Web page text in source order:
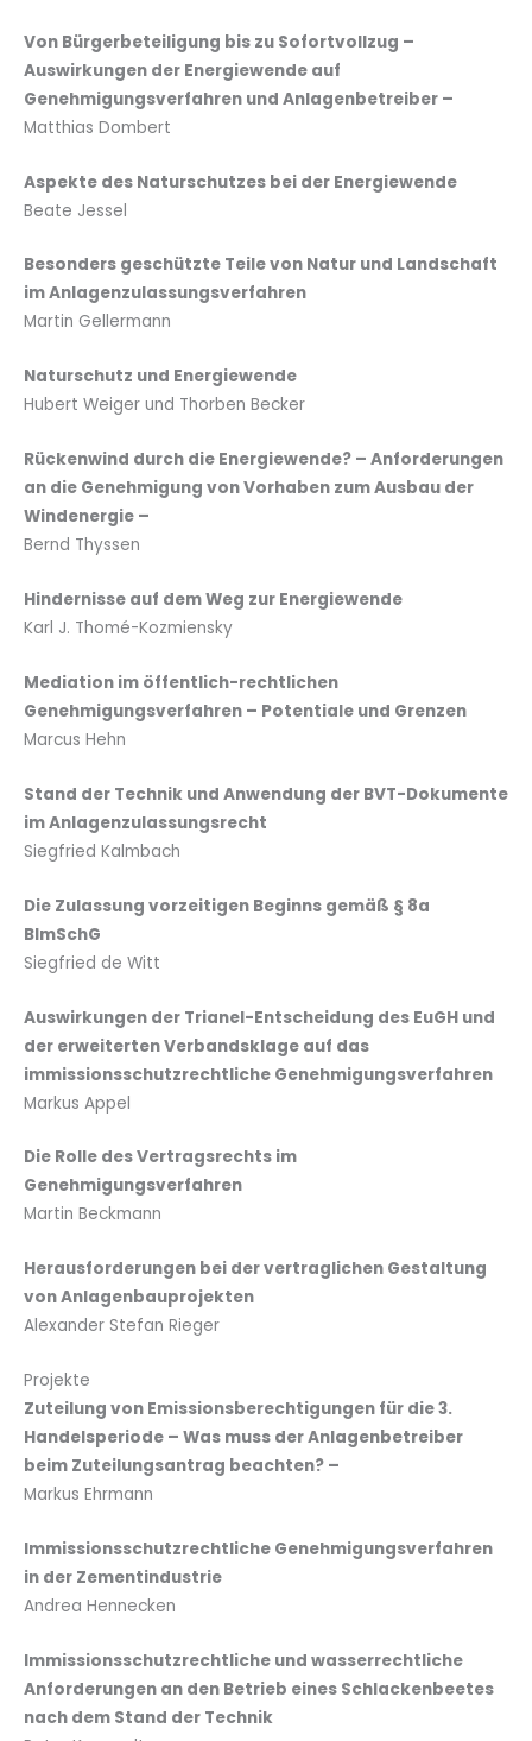
Von Bürgerbeteiligung bis zu Sofortvollzug –
Auswirkungen der Energiewende auf
Genehmigungsverfahren und Anlagenbetreiber –
Matthias Dombert
Aspekte des Naturschutzes bei der Energiewende
Beate Jessel
Besonders geschützte Teile von Natur und Landschaft
im Anlagenzulassungsverfahren
Martin Gellermann
Naturschutz und Energiewende
Hubert Weiger und Thorben Becker
Rückenwind durch die Energiewende? – Anforderungen
an die Genehmigung von Vorhaben zum Ausbau der
Windenergie –
Bernd Thyssen
Hindernisse auf dem Weg zur Energiewende
Karl J. Thomé-Kozmiensky
Mediation im öffentlich-rechtlichen
Genehmigungsverfahren – Potentiale und Grenzen
Marcus Hehn
Stand der Technik und Anwendung der BVT-Dokumente
im Anlagenzulassungsrecht
Siegfried Kalmbach
Die Zulassung vorzeitigen Beginns gemäß § 8a
BImSchG
Siegfried de Witt
Auswirkungen der Trianel-Entscheidung des EuGH und
der erweiterten Verbandsklage auf das
immissionsschutzrechtliche Genehmigungsverfahren
Markus Appel
Die Rolle des Vertragsrechts im
Genehmigungsverfahren
Martin Beckmann
Herausforderungen bei der vertraglichen Gestaltung
von Anlagenbauprojekten
Alexander Stefan Rieger
Projekte
Zuteilung von Emissionsberechtigungen für die 3.
Handelsperiode – Was muss der Anlagenbetreiber
beim Zuteilungsantrag beachten? –
Markus Ehrmann
Immissionsschutzrechtliche Genehmigungsverfahren
in der Zementindustrie
Andrea Hennecken
Immissionsschutzrechtliche und wasserrechtliche
Anforderungen an den Betrieb eines Schlackenbeetes
nach dem Stand der Technik